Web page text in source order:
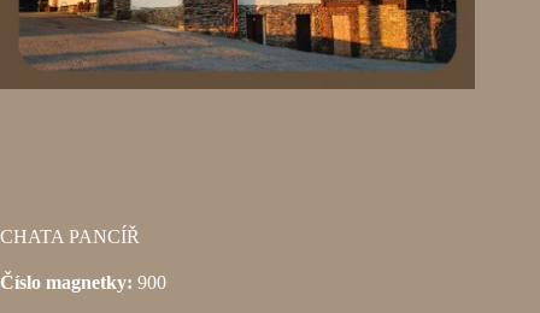
CHATA PANCÍŘ
Číslo magnetky: 900